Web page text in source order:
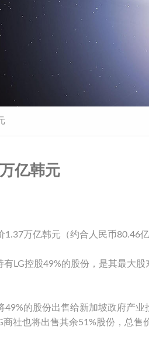
亿韩元
万亿韩元（约合人民币80.46亿
LG控股49%的股份，是其最大股
的股份出售给新加坡政府产业
商社也将出售其余51%股份，总售